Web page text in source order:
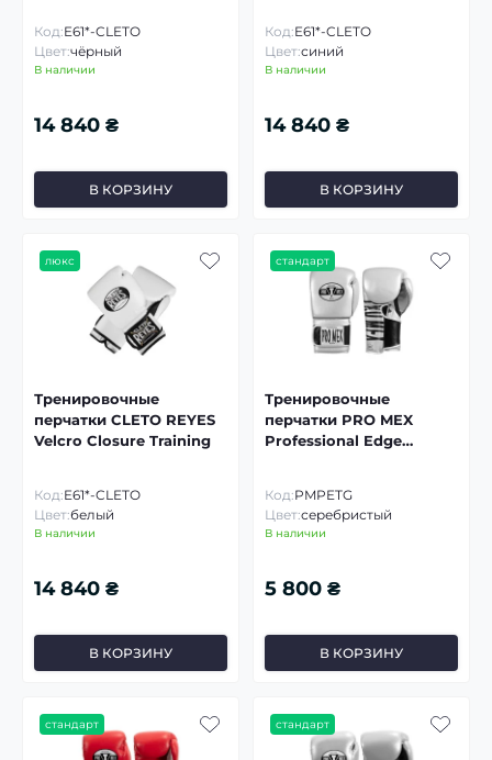
Код:E61*-CLETO
Цвет:чёрный
В наличии
14 840 ₴
В КОРЗИНУ
Код:E61*-CLETO
Цвет:синий
В наличии
14 840 ₴
В КОРЗИНУ
люкс
Тренировочные
перчатки CLETO REYES
Velcro Closure Training
Код:E61*-CLETO
Цвет:белый
В наличии
14 840 ₴
В КОРЗИНУ
стандарт
Тренировочные
перчатки PRO MEX
Professional Edge
Код:PMPETG
Цвет:серебристый
В наличии
5 800 ₴
В КОРЗИНУ
стандарт стандарт